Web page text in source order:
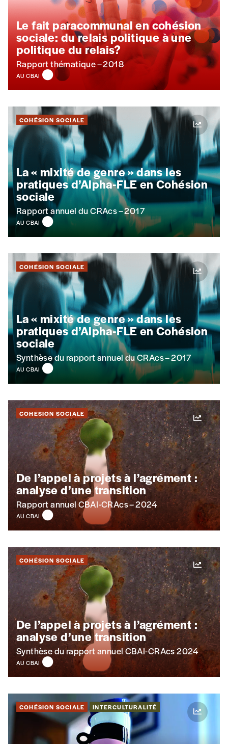
Le fait paracommunal en cohésion
sociale:du relais politique à une
politique du relais?
Rapport thématique – 2018
AU CBAI
COHÉSION SOCIALE
La « mixité de genre » dans les
pratiques d’Alpha-FLE en Cohésion
sociale
Rapport annuel du CRAcs – 2017
AU CBAI
COHÉSION SOCIALE
La « mixité de genre » dans les
pratiques d’Alpha-FLE en Cohésion
sociale
Synthèse du rapport annuel du CRAcs – 2017
AU CBAI
COHÉSION SOCIALE
De l’appel à projets à l’agrément :
analyse d’une transition
Rapport annuel CBAI-CRAcs – 2024
AU CBAI
COHÉSION SOCIALE
De l’appel à projets à l’agrément :
analyse d’une transition
Synthèse du rapport annuel CBAI-CRAcs 2024
AU CBAI
COHÉSION SOCIALE INTERCULTURALITÉ